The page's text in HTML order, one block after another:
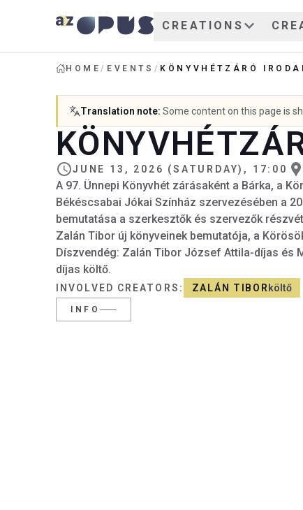
CREATIONS
HOME/ EVENTS / KÖNYVHÉTZÁRÓ
Translation note: Some content on this page is
JUNE 13, 2026 (SATURDAY), 17:00
A 97. Ünnepi Könyvhét zárásaként a Bárka, a
Békéscsabai Jókai Színház szervezésében a
bemutatása a szerkesztők és szervezők
Zalán Tibor új könyveinek bemutatója, a
Díszvendég: Zalán Tibor József Attila-díjas és
díjas költő.
INVOLVED CREATORS : ZALÁN TIBOR költő
INFO